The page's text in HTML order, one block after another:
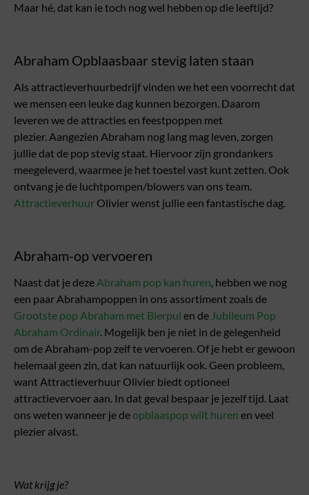
Maar hé, dat kan ie toch nog wel hebben op die leeftijd?
Abraham Opblaasbaar stevig laten staan
Als attractieverhuurbedrijf vinden we het een voorrecht dat
we mensen een leuke dag kunnen bezorgen. Daarom
leveren we de attracties en feestpoppen met
plezier. Aangezien Abraham nog lang mag leven, zorgen
jullie dat de pop stevig staat. Hiervoor zijn grondankers
meegeleverd, waarmee je het toestel vast kunt zetten. Ook
ontvang je de luchtpompen/blowers van ons team.
Attractieverhuur Olivier wenst jullie een fantastische dag.
Abraham-op vervoeren
Naast dat je deze Abraham pop kan huren, hebben we nog
een paar Abrahampoppen in ons assortiment zoals de
Grootste pop Abraham met Bierpul en de Jubileum Pop
Abraham Ordinair. Mogelijk ben je niet in de gelegenheid
om de Abraham-pop zelf te vervoeren. Of je hebt er gewoon
helemaal geen zin, dat kan natuurlijk ook. Geen probleem,
want Attractieverhuur Olivier biedt optioneel
attractievervoer aan. In dat geval bespaar je jezelf tijd. Laat
ons weten wanneer je deopblaaspop wilt huren en veel
plezier alvast.
Wat krijg je?